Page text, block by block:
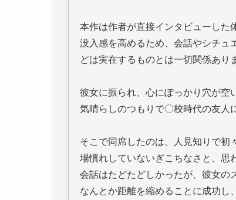
本作は作者が直接インタビューした
没入感を高めるため、会話やシチュ
どは実在するものとは一切関係あり
彼女に振られ、心にぽっかり穴が空
気晴らしのつもりで〇校時代の友人
そこで同席したのは、人見知りで初
場慣れしていないぎこちなさと、思
会話はたどたどしかったが、彼女の
なんとか距離を縮めることに成功し